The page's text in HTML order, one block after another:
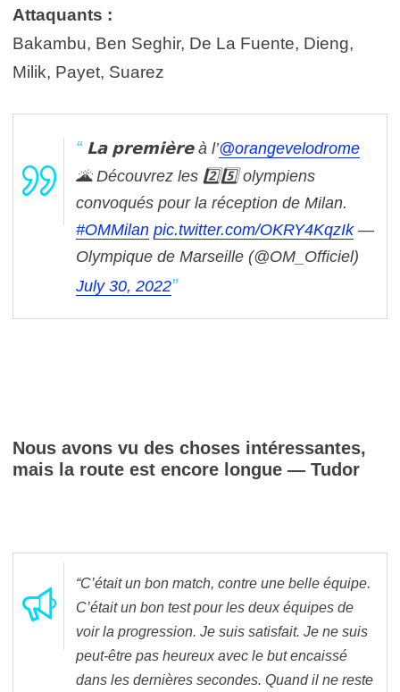
Attaquants :
Bakambu, Ben Seghir, De La Fuente, Dieng,
Milik, Payet, Suarez
𝗟𝗮 𝗽𝗿𝗲𝗺𝗶𝗲̀𝗿𝗲 à l’@orangevelodrome
🌋 Découvrez les 2️⃣5️⃣ olympiens
convoqués pour la réception de Milan.
#OMMilan pic.twitter.com/OKRY4KqzIk —
Olympique de Marseille (@OM_Officiel)
July 30, 2022
Nous avons vu des choses intéressantes,
mais la route est encore longue — Tudor
“C’était un bon match, contre une belle équipe.
C’était un bon test pour les deux équipes de
voir la progression. Je suis satisfait. Je ne suis
peut-être pas heureux avec le but encaissé
dans les dernières secondes. Quand il ne reste